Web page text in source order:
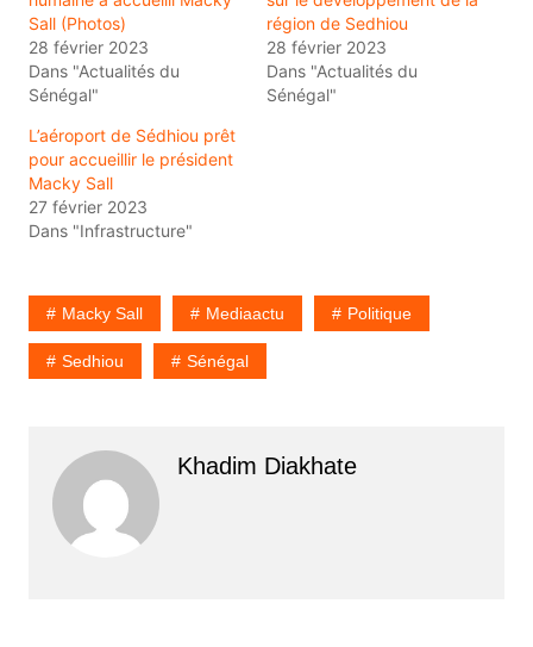
Sall (Photos)
28 février 2023
Dans "Actualités du
Sénégal"
région de Sedhiou
28 février 2023
Dans "Actualités du
Sénégal"
L’aéroport de Sédhiou prêt
pour accueillir le président
Macky Sall
27 février 2023
Dans "Infrastructure"
Macky Sall Mediaactu Politique
Sedhiou Sénégal
Khadim Diakhate